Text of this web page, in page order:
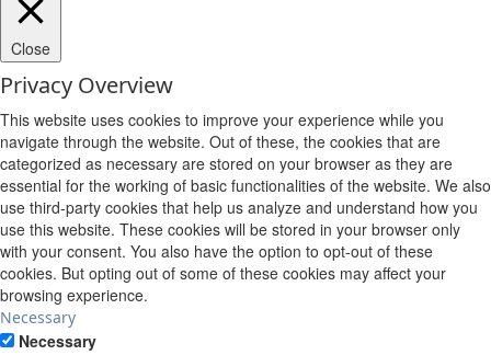
Close
Privacy Overview
This website uses cookies to improve your experience while you
navigate through the website. Out of these, the cookies that are
categorized as necessary are stored on your browser as they are
essential for the working of basic functionalities of the website. We also
use third-party cookies that help us analyze and understand how you
use this website. These cookies will be stored in your browser only
with your consent. You also have the option to opt-out of these
cookies. But opting out of some of these cookies may affect your
browsing experience.
Necessary
Necessary